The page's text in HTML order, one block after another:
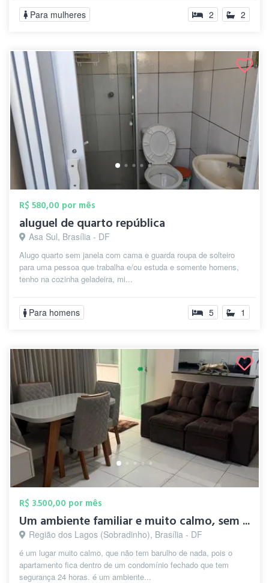
Para mulheres 2 2
R$ 580,00 por mês
aluguel de quarto república
Asa Sul, Brasília - DF
Alugo quarto sem janela com cama e guarda roupa de solteiro
para uma pessoa que trabalha e/ou estuda e somente homens,
tenho na cozinha geladeira, mi...
Para homens 5 1
R$ 3.500,00 por mês
Um ambiente familiar e muito calmo, sem ...
Região dos Lagos (Sobradinho), Brasília - DF
é um lugar muito calmo, que não tem barulho de nada, pois o
apartamento fica dentro de um condomínio fechado que tem
segurança 24 horas. é um ambiente...